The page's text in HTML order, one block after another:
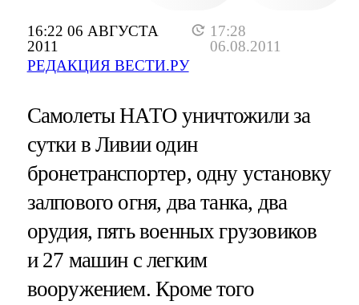
16:22 06 АВГУСТА
2011
17:28
06.08.2011
РЕДАКЦИЯ ВЕСТИ.РУ
Самолеты НАТО уничтожили за
сутки в Ливии один
бронетранспортер, одну установку
залпового огня, два танка, два
орудия, пять военных грузовиков
и 27 машин с легким
вооружением. Кроме того